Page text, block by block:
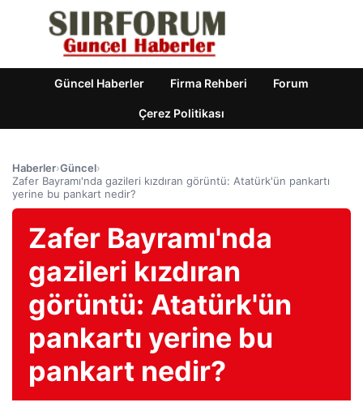
Güncel Haberler Firma Rehberi Forum
Çerez Politikası
Haberler›Güncel›
Zafer Bayramı'nda gazileri kızdıran görüntü: Atatürk'ün pankartı
yerine bu pankart nedir?
Zafer Bayramı'nda
gazileri kızdıran
görüntü: Atatürk'ün
pankartı yerine bu
pankart nedir?